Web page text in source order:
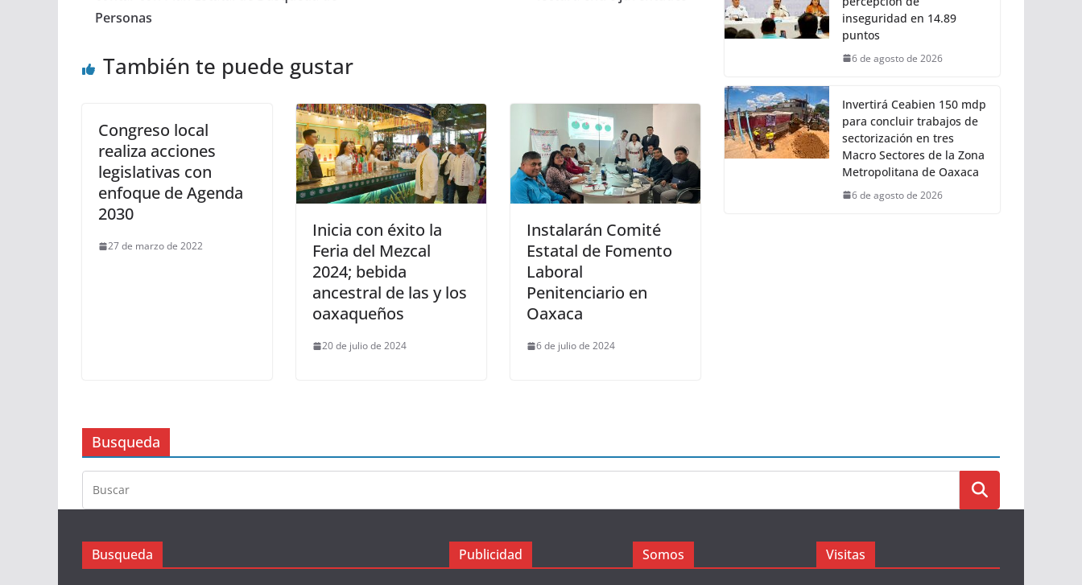
Personas
También te puede gustar
Congreso local
realiza acciones
legislativas con
enfoque de Agenda
2030
27 de marzo de 2022
Inicia con éxito la
Feria del Mezcal
2024; bebida
ancestral de las y los
oaxaqueños
20 de julio de 2024
Instalarán Comité
Estatal de Fomento
Laboral
Penitenciario en
Oaxaca
6 de julio de 2024
inseguridad en 14.89
puntos
6 de agosto de 2026
Invertirá Ceabien 150 mdp
para concluir trabajos de
sectorización en tres
Macro Sectores de la Zona
Metropolitana de Oaxaca
6 de agosto de 2026
Busqueda
Busqueda Publicidad Somos Visitas